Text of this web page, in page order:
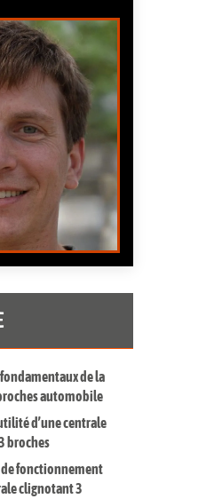
fondamentaux de la
automobile
d’une centrale
broches
de fonctionnement
clignotant 3